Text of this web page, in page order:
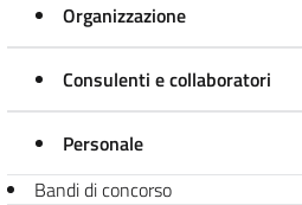
Organizzazione
Consulenti e collaboratori
Personale
Bandi di concorso